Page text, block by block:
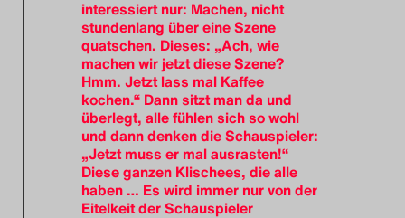
interessiert nur: Machen, nicht
stundenlang über eine Szene
quatschen. Dieses: „Ach, wie
machen wir jetzt diese Szene?
Hmm. Jetzt lass mal Kaffee
kochen.“ Dann sitzt man da und
überlegt, alle fühlen sich so wohl
und dann denken die Schauspieler:
„Jetzt muss er mal ausrasten!“
Diese ganzen Klischees, die alle
haben … Es wird immer nur von der
Eitelkeit der Schauspieler